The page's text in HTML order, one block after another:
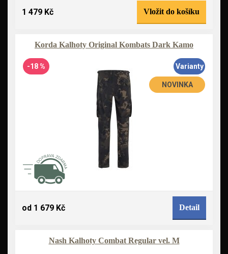
1 479 Kč Vložit do košíku
Korda Kalhoty Original Kombats Dark Kamo
-18 %
NOVINKA
Varianty
od 1 679 Kč Detail
Nash Kalhoty Combat Regular vel. M